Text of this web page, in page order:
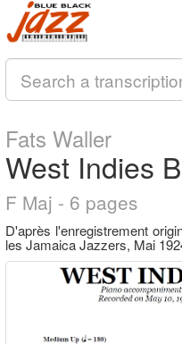
Fats Waller
West Indies
F Maj - 6 pages
D'après l'enregistrement
les Jamaica Jazzers, Mai